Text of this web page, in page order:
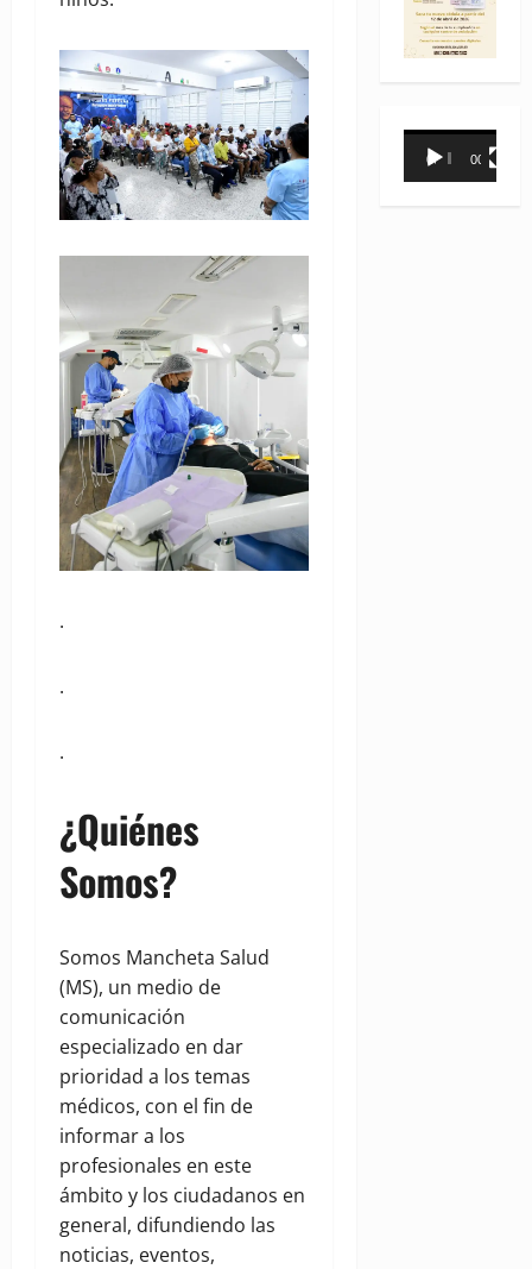
.
.
.
¿Quiénes
Somos?
Somos Mancheta Salud
(MS), un medio de
comunicación
especializado en dar
prioridad a los temas
médicos, con el fin de
informar a los
profesionales en este
ámbito y los ciudadanos en
general, difundiendo las
noticias, eventos,
Reproductor
00:00 00:31